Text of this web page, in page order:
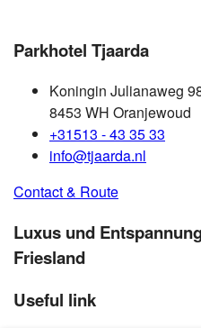
Parkhotel Tjaarda
Koningin Julianaweg
8453 WH Oranjewoud
+31513 - 43 35 33
info@tjaarda.nl
Contact & Route
Luxus und
Friesland
Useful link